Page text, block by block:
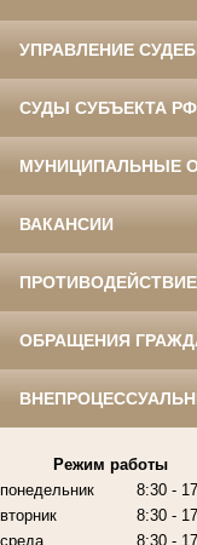
УПРАВЛЕНИЕ
СУДЫ СУБЪЕКТА РФ
МУНИЦИПАЛЬНЫЕ
ВАКАНСИИ
ОБРАЩЕНИЯ
Режим работы
понедельник
вторник
среда
8:30 -
8:30 -
8:30 -